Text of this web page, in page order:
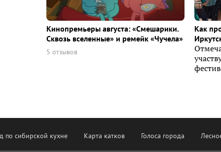
Кинопремьеры августа: «Смешарики.
Сквозь вселенные» и ремейк «Чучела»
5 отзывов
Как
по сибирской кухне Карта катков Голоса города